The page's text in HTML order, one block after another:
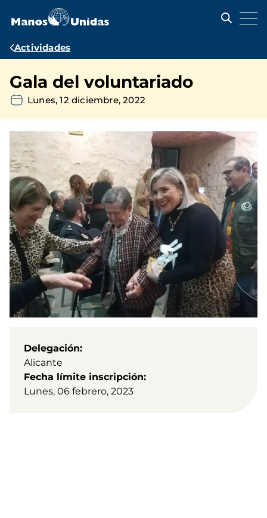
contenido
Ruta
navegación
Actividades
Gala del voluntariado
Lunes, 12 diciembre, 2022
Delegación
Alicante
Fecha límite inscripción
Lunes, 06 febrero, 2023